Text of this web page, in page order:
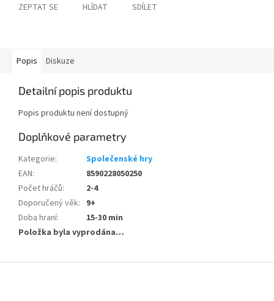
ZEPTAT SE HLÍDAT SDÍLET
Popis Diskuze
Detailní popis produktu
Popis produktu není dostupný
Doplňkové parametry
Kategorie:
Společenské hry
EAN:
8590228050250
Počet hráčů:
2-4
Doporučený věk: 9+
Doba hraní:
15-30 min
Položka byla vyprodána…